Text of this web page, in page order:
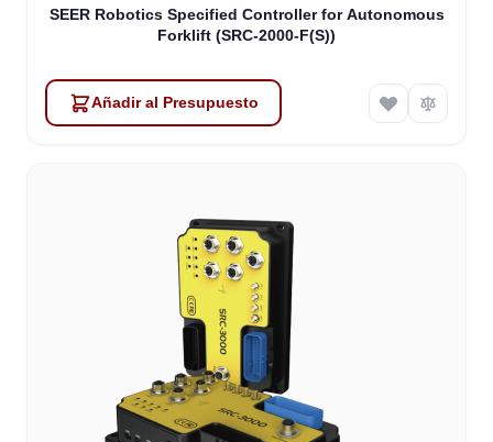
SEER Robotics Specified Controller for Autonomous
Forklift (SRC-2000-F(S))
Añadir al Presupuesto